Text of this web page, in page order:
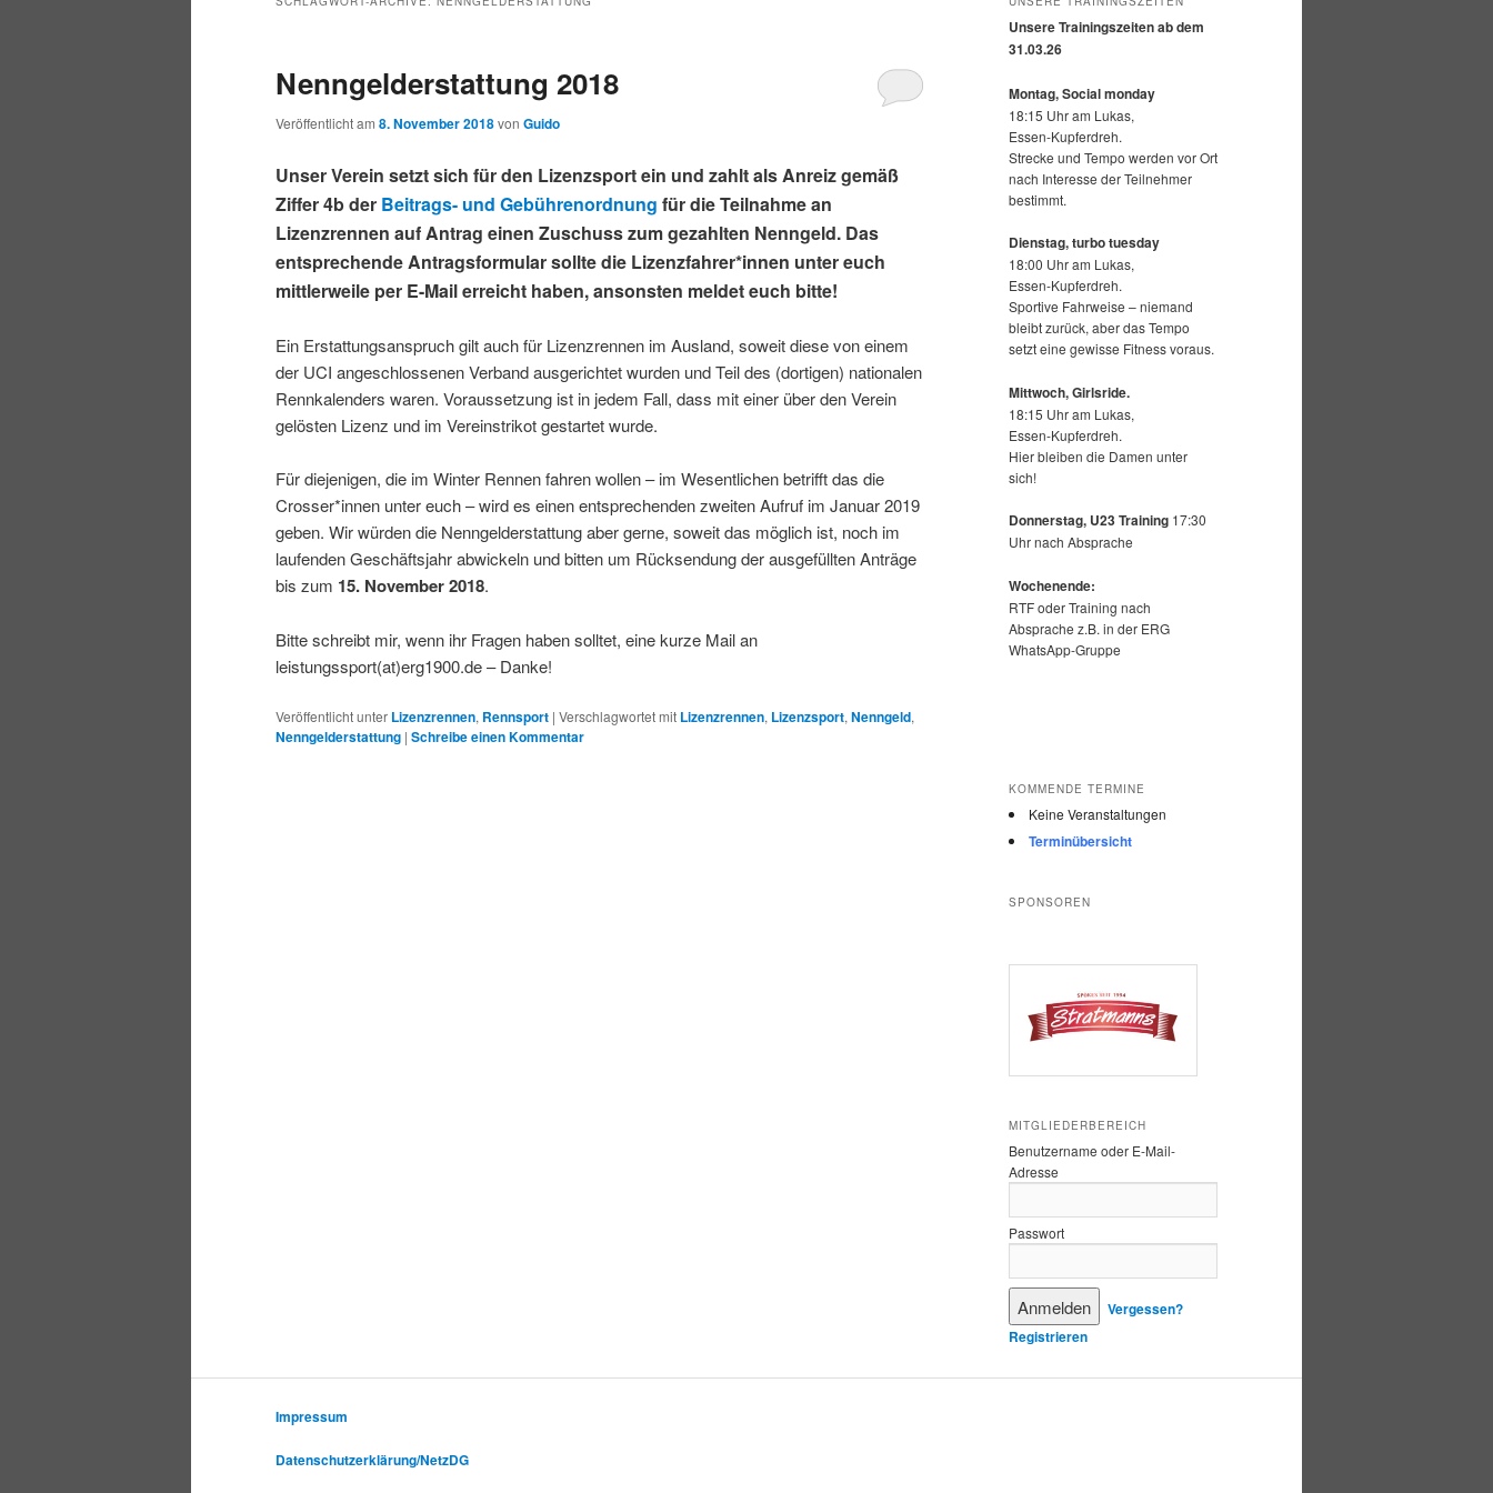
Nenngelderstattung 2018
Veröffentlicht am 8. November 2018von Guido
Unser Verein setzt sich für den Lizenzsport ein und zahlt als Anreiz gemäß
Ziffer 4b der Beitrags- und Gebührenordnung für die Teilnahme an
Lizenzrennen auf Antrag einen Zuschuss zum gezahlten Nenngeld. Das
entsprechende Antragsformular sollte die Lizenzfahrer*innen unter euch
mittlerweile per E-Mail erreicht haben, ansonsten meldet euch bitte!
Ein Erstattungsanspruch gilt auch für Lizenzrennen im Ausland, soweit diese von einem
der UCI angeschlossenen Verband ausgerichtet wurden und Teil des (dortigen) nationalen
Rennkalenders waren. Voraussetzung ist in jedem Fall, dass mit einer über den Verein
gelösten Lizenz und im Vereinstrikot gestartet wurde.
Für diejenigen, die im Winter Rennen fahren wollen – im Wesentlichen betrifft das die
Crosser*innen unter euch – wird es einen entsprechenden zweiten Aufruf im Januar 2019
geben. Wir würden die Nenngelderstattung aber gerne, soweit das möglich ist, noch im
laufenden Geschäftsjahr abwickeln und bitten um Rücksendung der ausgefüllten Anträge
bis zum 15. November 2018.
Bitte schreibt mir, wenn ihr Fragen haben solltet, eine kurze Mail an
leistungssport(at)erg1900.de – Danke!
Veröffentlicht unter Lizenzrennen, Rennsport | Verschlagwortet mit Lizenzrennen, Lizenzsport, Nenngeld,
Nenngelderstattung | Schreibe einen Kommentar
Unsere Trainingszeiten ab dem
31.03.26
Montag, Social monday
18:15 Uhr am Lukas,
Essen-Kupferdreh.
Strecke und Tempo werden vor Ort
nach Interesse der Teilnehmer
bestimmt.
Dienstag, turbo tuesday
18:00 Uhr am Lukas,
Essen-Kupferdreh.
Sportive Fahrweise – niemand
bleibt zurück, aber das Tempo
setzt eine gewisse Fitness voraus.
Mittwoch,Girlsride.
18:15 Uhr am Lukas,
Essen-Kupferdreh.
Hier bleiben die Damen unter
sich!
Donnerstag, U23 Training 17:30
Uhr nach Absprache
Wochenende:
RTF oder Training nach
Absprache z.B. in der ERG
WhatsApp-Gruppe
KOMMENDE TERMINE
Keine Veranstaltungen
Terminübersicht
SPONSOREN
MITGLIEDERBEREICH
Benutzername oder E-Mail-
Adresse
Passwort
Vergessen?
Registrieren
Impressum
Datenschutzerklärung/NetzDG